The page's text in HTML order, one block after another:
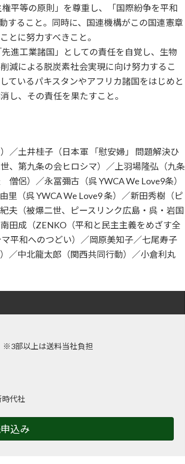
平等の原則」を尊重し、「国際紛争を平和
すること。同時に、国連機構がこの国連憲章
とに努力すべきこと。
進工業諸国」としての責任を自覚し、生物
減による脱炭素社会実現に向け努力するこ
ているパキスタンやアフリカ諸国をはじめと
し、その責任を果たすこと。
土井桂子（日本軍 「慰安婦」 問題解決ひ
、第九条の会ヒロシマ）／上羽場隆弘（九条
侶）／永冨彌古（呉 YWCA We Love9条）
里（呉 YWCA We Love9 条）／新田秀樹（ピ
夫（被爆二世、ピースリンク広島・呉・岩国
田成（ZENKO（平和と民主主義をめざす全
平和へのつどい）／岡原美知子／七尾寿子
／中北龍太郎（関西共同行動）／小倉利丸
※3部以上は送料当社負担
代社
込み